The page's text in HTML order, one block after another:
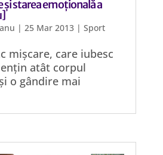
și starea emoțională a
| 25 Mar 2013| Sport
mișcare, care iubesc
atât corpul
o gândire mai